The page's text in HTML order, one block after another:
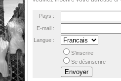
Pays :
E-mail :
Langue :
S’inscrire
Se désinscrire